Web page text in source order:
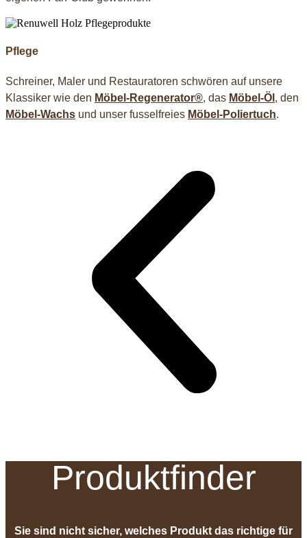
Pflege
Schreiner, Maler und Restauratoren schwören auf unsere
Klassiker wie den Möbel-Regenerator®, das Möbel-Öl , den
Möbel-Wachs und unser fusselfreies Möbel-Poliertuch.
Produktfinder
Sie sind nicht sicher, welches Produkt das richtige für